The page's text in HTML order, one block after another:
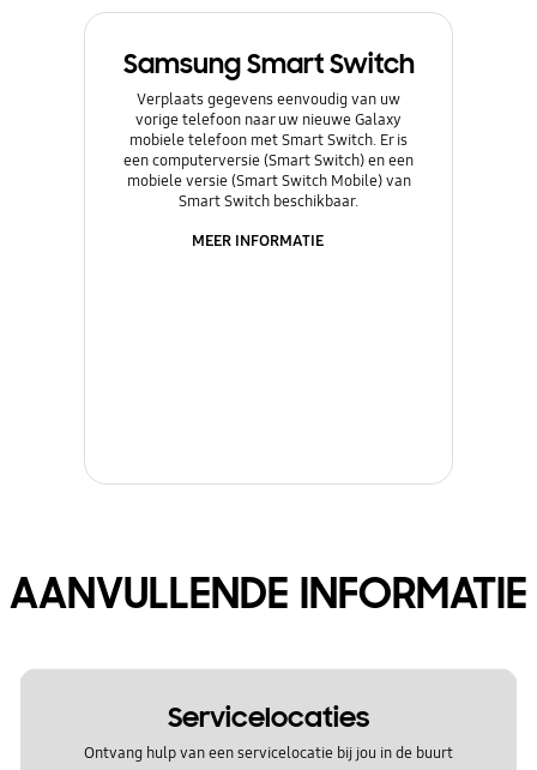
Samsung Smart Switch
Verplaats gegevens eenvoudig van uw
vorige telefoon naar uw nieuwe Galaxy
mobiele telefoon met Smart Switch. Er is
een computerversie (Smart Switch) en een
mobiele versie (Smart Switch Mobile) van
Smart Switch beschikbaar.
MEER INFORMATIE
AANVULLENDE INFORMATIE
Servicelocaties
Ontvang hulp van een servicelocatie bij jou in de buurt